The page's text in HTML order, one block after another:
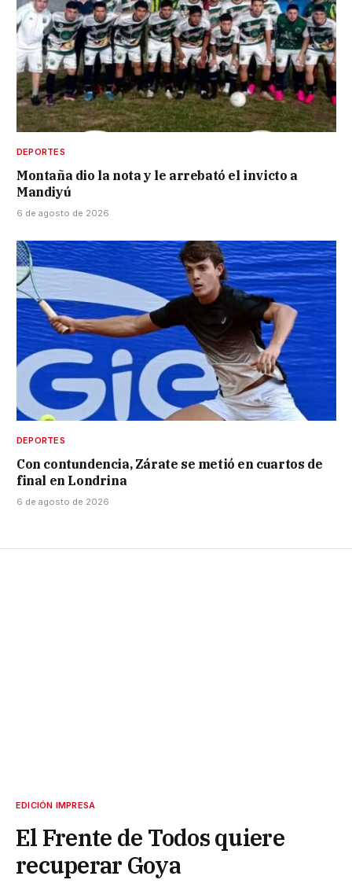
DEPORTES
Montaña dio la nota y le arrebató el invicto a
Mandiyú
6 de agosto de 2026
DEPORTES
Con contundencia, Zárate se metió en cuartos de
final en Londrina
6 de agosto de 2026
EDICIÓN IMPRESA
El Frente de Todos quiere
recuperar Goya